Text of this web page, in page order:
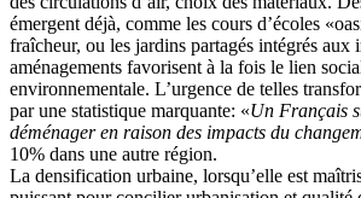
émergent déjà, comme les cours d’écoles
fraîcheur, ou les jardins partagés intégrés aux
aménagements favorisent à la fois le lien
environnementale. L’urgence de telles
par une statistique marquante: «Un Français
déménager en raison des impacts du
10% dans une autre région.
La densification urbaine, lorsqu’elle est